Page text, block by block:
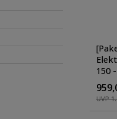
150
UVP